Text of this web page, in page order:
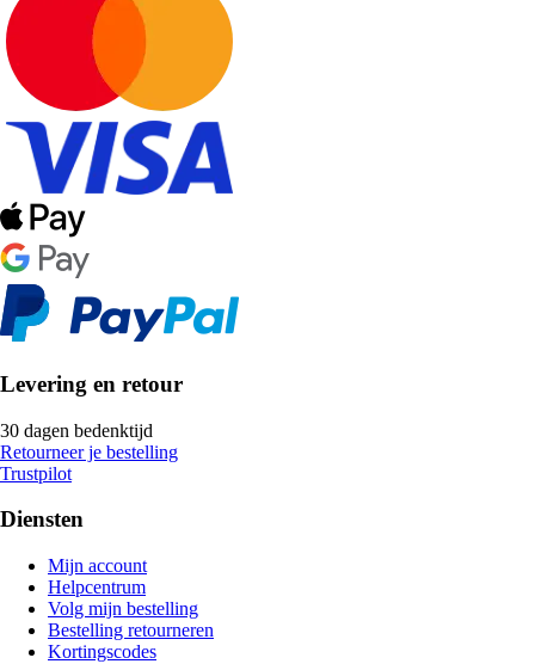
Levering en retour
30 dagen bedenktijd
Retourneer je bestelling
Trustpilot
Diensten
Mijn account
Helpcentrum
Volg mijn bestelling
Bestelling retourneren
Kortingscodes